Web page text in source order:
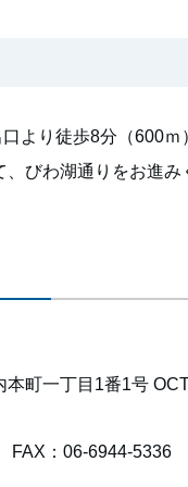
より徒歩8分（600ｍ
びわ湖通りをお進み
本町一丁目1番1号
：06-6944-5336